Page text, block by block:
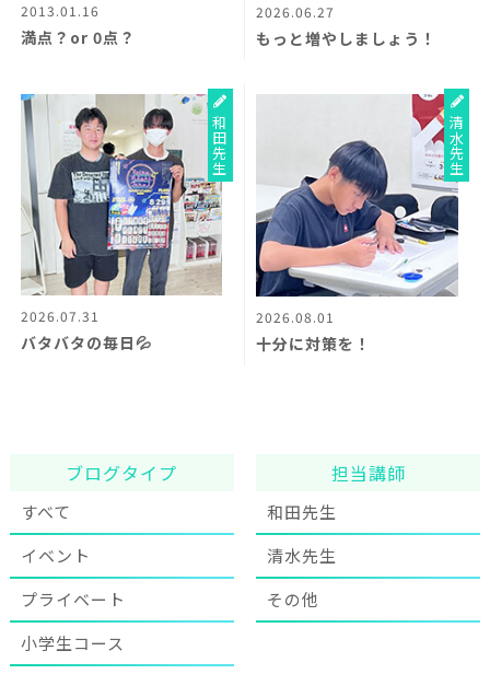
2013.01.16
満点？or 0点？
2026.06.27
もっと増やしましょう！
和田先生
2026.07.31
バタバタの毎日💦
清水先生
2026.08.01
十分に対策を！
ブログタイプ
すべて
イベント
プライベート
小学生コース
担当講師
和田先生
清水先生
その他